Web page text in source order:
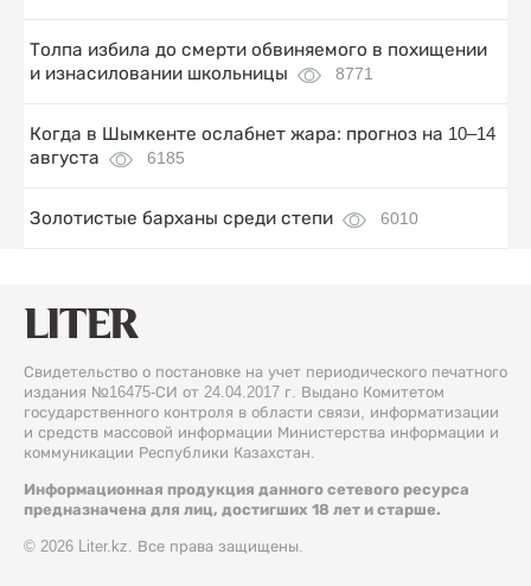
Толпа избила до смерти обвиняемого в похищении
и изнасиловании школьницы
8771
Когда в Шымкенте ослабнет жара: прогноз на 10–14
августа
6185
Золотистые барханы среди степи 6010
Свидетельство о постановке на учет периодического печатного
издания №16475-СИ от 24.04.2017 г. Выдано Комитетом
государственного контроля в области связи, информатизации
и средств массовой информации Министерства информации и
коммуникации Республики Казахстан.
Информационная продукция данного сетевого ресурса
предназначена для лиц, достигших 18 лет и старше.
© 2026 Liter.kz. Все права защищены.